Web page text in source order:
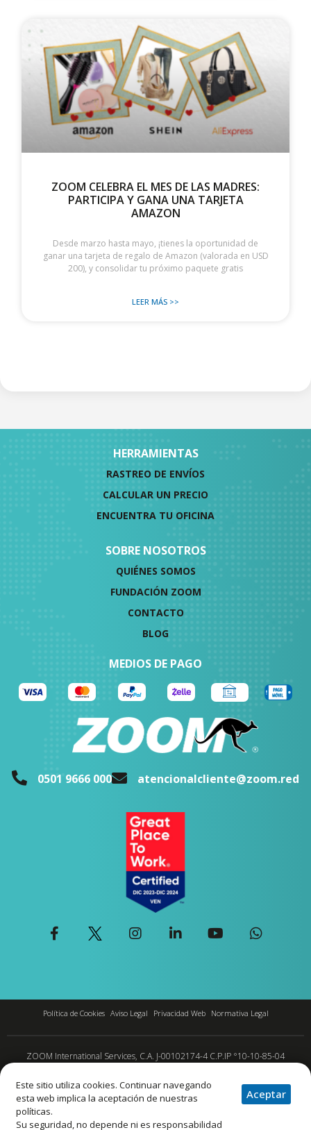
ZOOM CELEBRA EL MES DE LAS MADRES:
PARTICIPA Y GANA UNA TARJETA
AMAZON
Desde marzo hasta mayo, ¡tienes la oportunidad de
ganar una tarjeta de regalo de Amazon (valorada en USD
200), y consolidar tu próximo paquete gratis
LEER MÁS >>
HERRAMIENTAS
RASTREO DE ENVÍOS
CALCULAR UN PRECIO
ENCUENTRA TU OFICINA
SOBRE NOSOTROS
QUIÉNES SOMOS
FUNDACIÓN ZOOM
CONTACTO
BLOG
MEDIOS DE PAGO
0501 9666 000 atencionalcliente@zoom.red
Política de Cookies Aviso Legal Privacidad Web Normativa Legal
ZOOM International Services, C.A. J-00102174-4 C.P.IP °10-10-85-04
© ZOOM
Este sitio utiliza cookies. Continuar navegando
esta web implica la aceptación de nuestras
políticas.
Su seguridad, no depende ni es responsabilidad
Aceptar